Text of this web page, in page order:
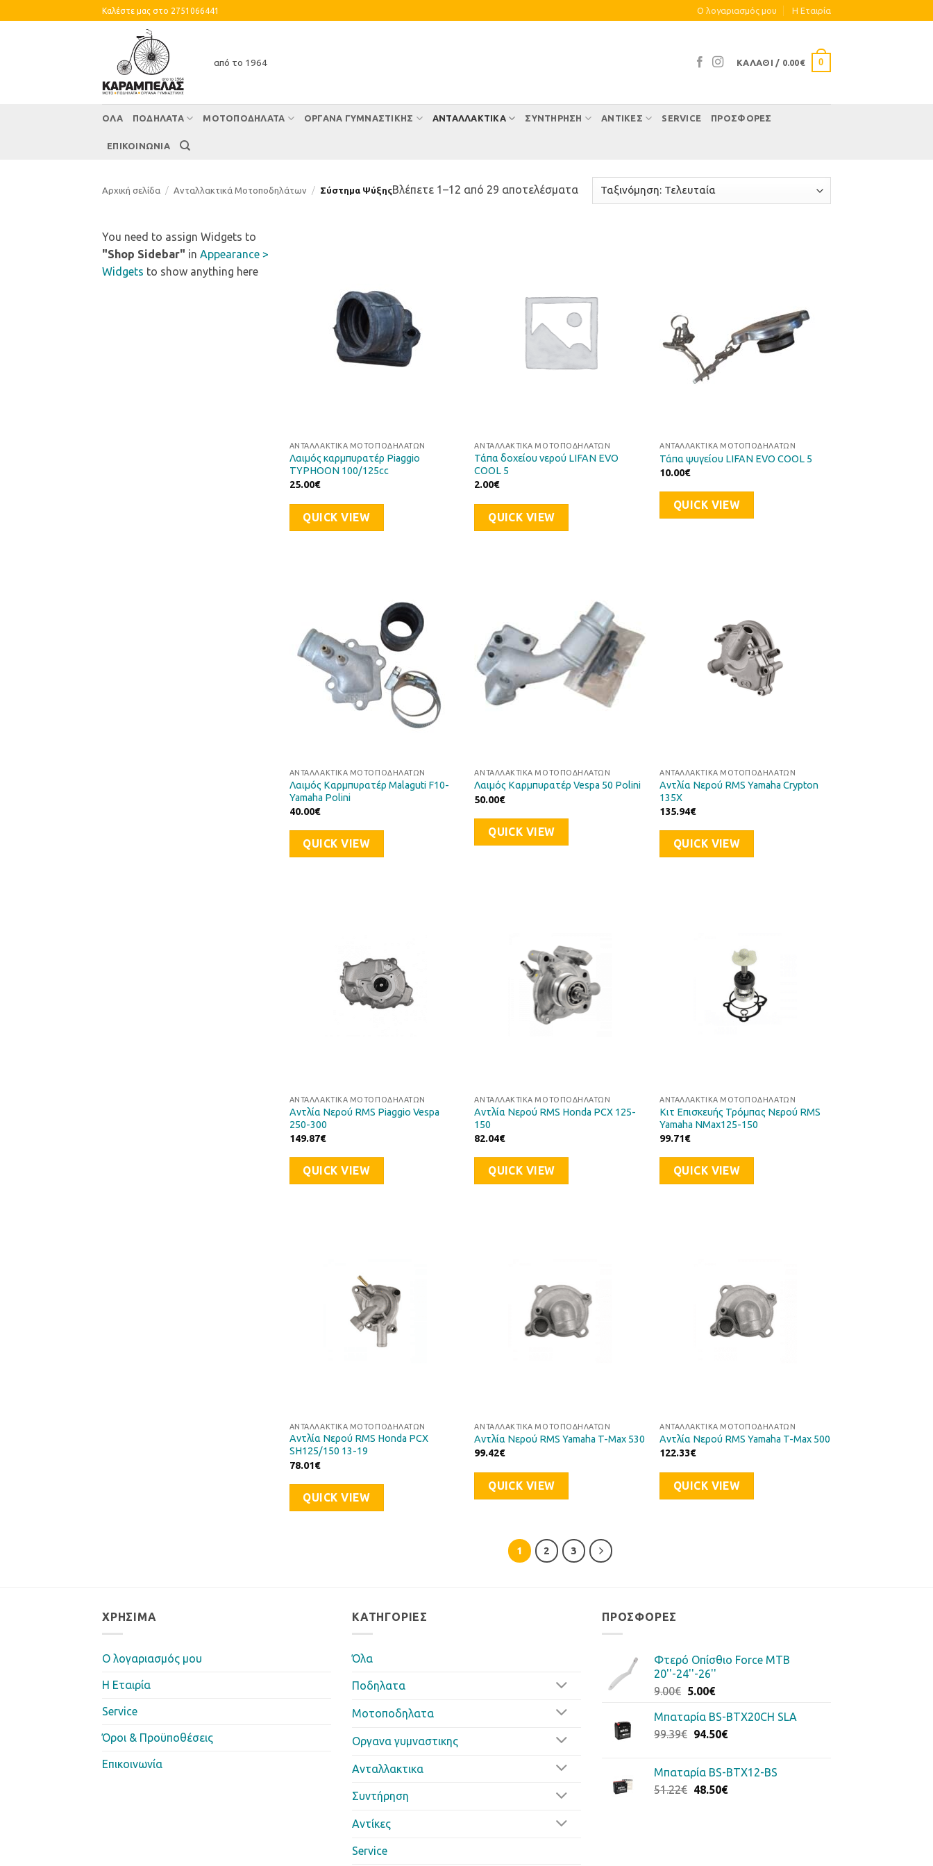
to
Καλέστε μας στο 2751066441 Ο λογαριασμός μου Η Eταιρία
από το 1964 ΚΑΛΆΘΙ / 0.00€ 0
ΌΛΑ ΠΟΔΗΛΑΤΑ ΜΟΤΟΠΟΔΗΛΑΤΑ ΟΡΓΑΝΑ ΓΥΜΝΑΣΤΙΚΗΣ ΑΝΤΑΛΛΑΚΤΙΚΑ ΣΥΝΤΉΡΗΣΗ ΑΝΤΊΚΕΣ SERVICE ΠΡΟΣΦΟΡΕΣ
ΕΠΙΚΟΙΝΩΝΙΑ
Αρχική σελίδα / Ανταλλακτικά Μοτοποδηλάτων / Σύστημα ΨύξηςΒλέπετε 1–12 από 29 αποτελέσματαSorted
You need to assign Widgets to
"Shop Sidebar" in Appearance >
Widgets to show anything here
ΑΝΤΑΛΛΑΚΤΙΚΆ ΜΟΤΟΠΟΔΗΛΆΤΩΝ
Λαιμός καρμπυρατέρ Piaggio
TYPHOON 100/125cc
25.00€
QUICK VIEW
ΑΝΤΑΛΛΑΚΤΙΚΆ ΜΟΤΟΠΟΔΗΛΆΤΩΝ
Τάπα δοχείου νερού LIFAN EVO
COOL 5
2.00€
QUICK VIEW
ΑΝΤΑΛΛΑΚΤΙΚΆ ΜΟΤΟΠΟΔΗΛΆΤΩΝ
Τάπα ψυγείου LIFAN EVO COOL 5
10.00€
QUICK VIEW
στη Λίστα
Επιθυμιών
ΑΝΤΑΛΛΑΚΤΙΚΆ ΜΟΤΟΠΟΔΗΛΆΤΩΝ
Λαιμός Καρμπυρατέρ Malaguti F10-
Yamaha Polini
40.00€
QUICK VIEW
στη Λίστα
Επιθυμιών
ΑΝΤΑΛΛΑΚΤΙΚΆ ΜΟΤΟΠΟΔΗΛΆΤΩΝ
Λαιμός Καρμπυρατέρ Vespa 50 Polini
50.00€
QUICK VIEW
ΑΝΤΑΛΛΑΚΤΙΚΆ ΜΟΤΟΠΟΔΗΛΆΤΩΝ
Αντλία Νερού RMS Yamaha Crypton
135X
135.94€
QUICK VIEW
ΑΝΤΑΛΛΑΚΤΙΚΆ ΜΟΤΟΠΟΔΗΛΆΤΩΝ
Αντλία Νερού RMS Piaggio Vespa
250-300
149.87€
QUICK VIEW
ΑΝΤΑΛΛΑΚΤΙΚΆ ΜΟΤΟΠΟΔΗΛΆΤΩΝ
Αντλία Νερού RMS Honda PCX 125-
150
82.04€
QUICK VIEW
ΑΝΤΑΛΛΑΚΤΙΚΆ ΜΟΤΟΠΟΔΗΛΆΤΩΝ
Κιτ Επισκευής Τρόμπας Νερού RMS
Yamaha NMax125-150
99.71€
QUICK VIEW
ΑΝΤΑΛΛΑΚΤΙΚΆ ΜΟΤΟΠΟΔΗΛΆΤΩΝ
Αντλία Νερού RMS Honda PCX
SH125/150 13-19
78.01€
QUICK VIEW
ΑΝΤΑΛΛΑΚΤΙΚΆ ΜΟΤΟΠΟΔΗΛΆΤΩΝ
Αντλία Νερού RMS Yamaha T-Max 530
99.42€
QUICK VIEW
ΑΝΤΑΛΛΑΚΤΙΚΆ ΜΟΤΟΠΟΔΗΛΆΤΩΝ
Αντλία Νερού RMS Yamaha T-Max 500
122.33€
QUICK VIEW
1 2 3
ΧΡΉΣΙΜΑ
Ο λογαριασμός μου
Η Eταιρία
Service
Όροι & Προϋποθέσεις
Επικοινωνία
ΚΑΤΗΓΟΡΊΕΣ
Όλα
Ποδηλατα
Μοτοποδηλατα
Οργανα γυμναστικης
Ανταλλακτικα
Συντήρηση
Αντίκες
Service
ΠΡΟΣΦΟΡΈΣ
Φτερό Οπίσθιο Force MTB
20''-24''-26''
9.00€ Original
was:
9.00€.
5.00€Η
τιμή
είναι:
Μπαταρία BS-BTX20CH SLA
99.39€ Original
99.39€.
94.50€Η
είναι:
94.50€.
Μπαταρία BS-BTX12-BS
51.22€ Original
48.50€Η